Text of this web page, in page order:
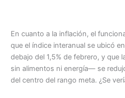
En cuanto a la inflación, el
que el índice interanual se ubicó
debajo del 1,5% de febrero, y
sin alimentos ni energía— se
del centro del rango meta. ¿Se